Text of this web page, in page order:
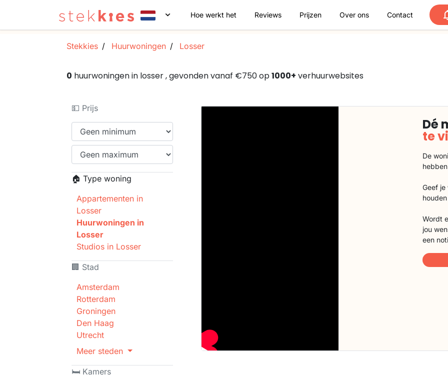
Hoe werkt het Reviews Prijzen Over ons Contact
Stekkies Huurwoningen Losser
0 huurwoningen in losser , gevonden vanaf €750 op1000+ verhuurwebsites
💵 Prijs
🏠 Type woning
Appartementen in
Losser
Huurwoningen in
Losser
Studios in Losser
🏢 Stad
Amsterdam
Rotterdam
Groningen
Den Haag
Utrecht
Meer steden
🛏 Kamers
Dé
te
De
Geef
Wordt
jou
een